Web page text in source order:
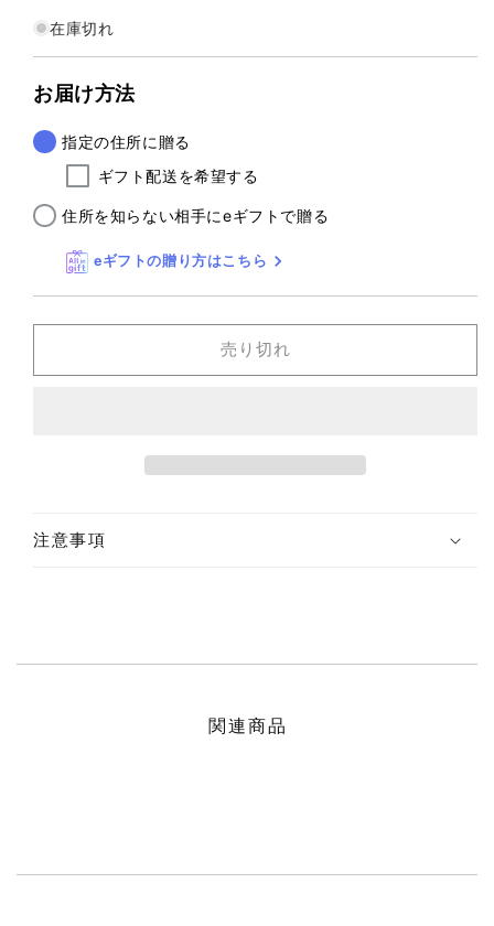
在庫切れ
お届け方法
指定の住所に贈る
ギフト配送を希望する
住所を知らない相手にeギフトで贈る
eギフトの贈り方はこちら
売り切れ
注意事項
関連商品